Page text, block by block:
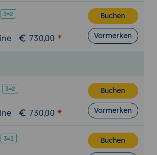
und der Schutz von
beschreiben (Teil von
die Azure-Kosten
Calculator zum Schätzen
zum Vergleich von
Management-Werkzeug zum
730,00
Buchen
Vormerken
730,00
Buchen
Vormerken
Buchen